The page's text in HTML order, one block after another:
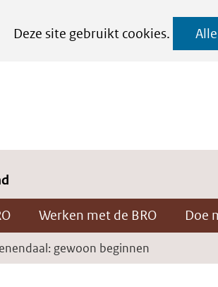
Deze site gebruikt cookies.
Werken met de BRO Doe
gewoon beginnen